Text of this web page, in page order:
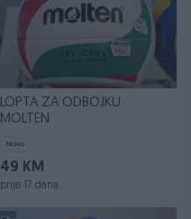
LOPTA ZA ODBOJKU
MOLTEN
Novo
49 KM
prije 17 dana